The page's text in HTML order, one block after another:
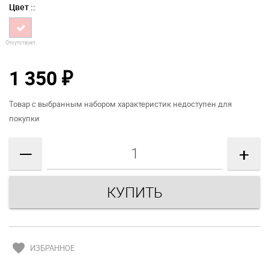
Цвет ::
Отсутствует
1 350 ₽
Товар с выбранным набором характеристик недоступен для
покупки
— +
favorite ИЗБРАННОЕ